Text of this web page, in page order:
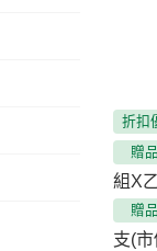
折扣
贈品
組X
贈品
支(